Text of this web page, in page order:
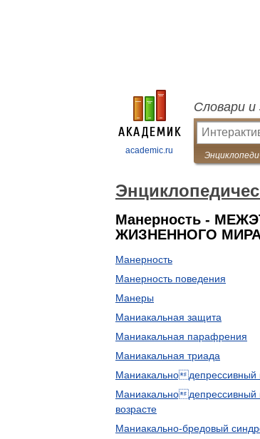
academic.ru
Словари и
Манерность -
ЖИЗНЕННОГО
Манерность
Манерность поведения
Манеры
Маниакальная защита
Маниакальная парафрения
Маниакальная триада
Маниакальнодепрессивный
Маниакальнодепрессивный
возрасте
Маниакально-бредовый